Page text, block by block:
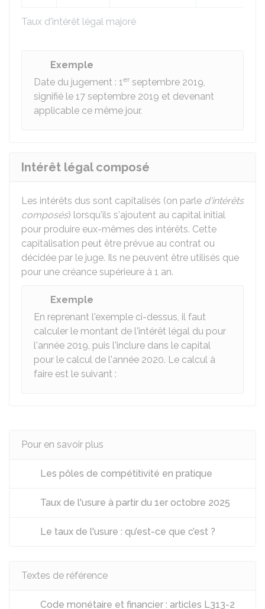
Taux d'intérêt légal majoré
Exemple
Date du jugement : 1er septembre 2019,
signifié le 17 septembre 2019 et devenant
applicable ce même jour.
Intérêt légal composé
Les intérêts dus sont capitalisés (on parle d'intérêts
composés) lorsqu'ils s'ajoutent au capital initial
pour produire eux-mêmes des intérêts. Cette
capitalisation peut être prévue au contrat ou
décidée par le juge. Ils ne peuvent être utilisés que
pour une créance supérieure à 1 an.
Exemple
En reprenant l'exemple ci-dessus, il faut
calculer le montant de l'intérêt légal du pour
l'année 2019, puis l'inclure dans le capital
pour le calcul de l'année 2020. Le calcul à
faire est le suivant :
Pour en savoir plus
Les pôles de compétitivité en pratique
Taux de l'usure à partir du 1er octobre 2025
Le taux de l'usure : qu’est-ce que c’est ?
Textes de référence
Code monétaire et financier : articles L313-2